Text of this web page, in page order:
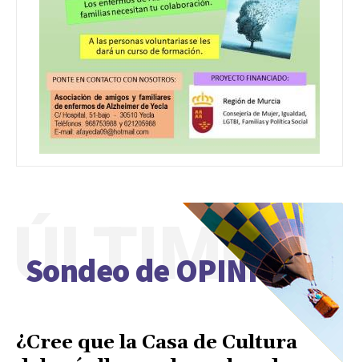
Sondeo de OPINIÓN
ÚLTIMO
¿Cree que la Casa de Cultura